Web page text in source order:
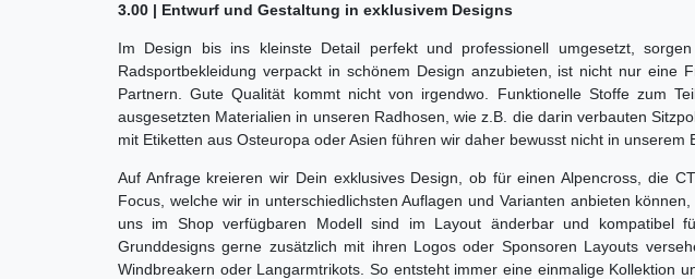
3.00 | Entwurf und Gestaltung in exklusivem Designs
Im Design bis ins kleinste Detail perfekt und professionell umgesetzt,
Radsportbekleidung verpackt in schönem Design anzubieten, ist nicht nur
Partnern. Gute Qualität kommt nicht von irgendwo. Funktionelle Stoffe zum
ausgesetzten Materialien in unseren Radhosen, wie z.B. die darin verbauten
mit Etiketten aus Osteuropa oder Asien führen wir daher bewusst nicht in unserem
Auf Anfrage kreieren wir Dein exklusives Design, ob für einen Alpencross, die
Focus, welche wir in unterschiedlichsten Auflagen und Varianten anbieten
uns im Shop verfügbaren Modell sind im Layout änderbar und kompatibel
Grunddesigns gerne zusätzlich mit ihren Logos oder Sponsoren Layouts
Windbreakern oder Langarmtrikots. So entsteht immer eine einmalige Kollektion